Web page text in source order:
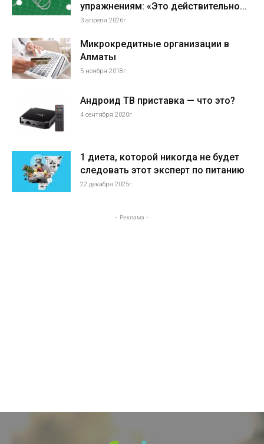
упражнениям: «Это действительно...
3 апреля 2026г.
Микрокредитные организации в
Алматы
5 ноября 2018г.
Андроид ТВ приставка — что это?
4 сентября 2020г.
1 диета, которой никогда не будет
следовать этот эксперт по питанию
22 декабря 2025г.
- Реклама -